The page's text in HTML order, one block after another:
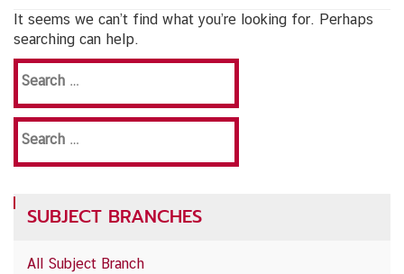
It seems we can’t find what you’re looking for. Perhaps
searching can help.
Search
Search
SUBJECT BRANCHES
All Subject Branch